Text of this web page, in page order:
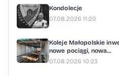
Kondolecje
07.08.2026 11:20
Koleje Małopolskie
nowe pociągi, nowa...
07.08.2026 10:23